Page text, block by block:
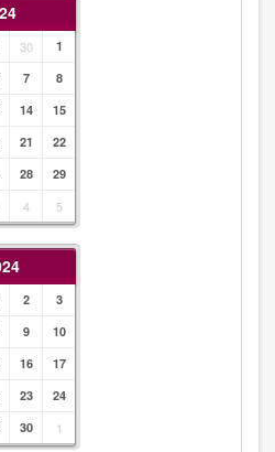
30
1
7
8
14
15
21
22
28
29
4 5
2
3
9
10
16
17
23
24
30 1